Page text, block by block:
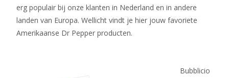
erg populair bij onze klanten in Nederland en in andere
landen van Europa. Wellicht vindt je hier jouw favoriete
Amerikaanse Dr Pepper producten.
Bubblicio